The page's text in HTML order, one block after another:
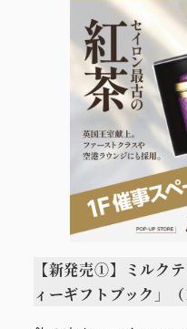
【新発売①】ミルク
ィーギフトブック」